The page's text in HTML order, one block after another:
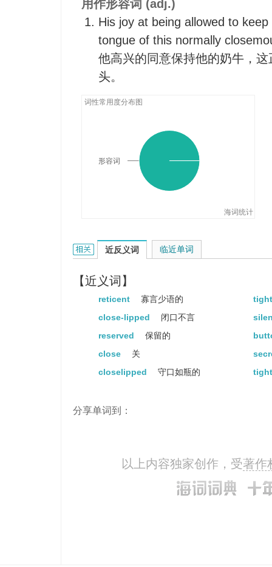
用作形容词 (adj.)
His joy at being allowed to
tongue of this normally
他高兴的同意保持他的奶牛，
头。
词性常用度分布图
海词统计
形容词
closemouthed的相关资料：
近反义词
【近义词】
reticent 寡言少语的
close-lipped
闭口不言
reserved
保留的
close
关
closelipped
守口如瓶的
临近单词
分享单词到：
以上内容独家创作，受著作